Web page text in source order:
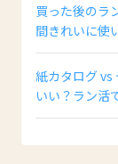
買った後のラ
間きれいに使
紙カタログ vs
いい？ラン活